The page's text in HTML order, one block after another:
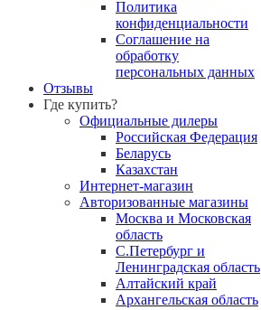
Политика
конфиденциальности
Соглашение на
обработку
персональных данных
Отзывы
Где купить?
Официальные дилеры
Российская Федерация
Беларусь
Казахстан
Интернет-магазин
Авторизованные магазины
Москва и Московская
область
С.Петербург и
Ленинградская область
Алтайский край
Архангельская область